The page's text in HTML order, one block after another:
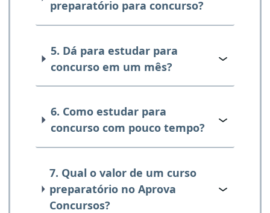
preparatório para concurso?
5. Dá para estudar para
concurso em um mês?
6. Como estudar para
concurso com pouco tempo?
7. Qual o valor de um curso
preparatório no Aprova
Concursos?